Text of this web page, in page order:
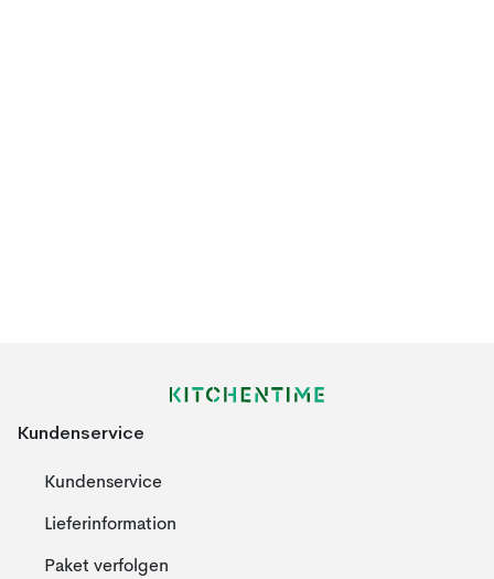
Kundenservice
Kundenservice
Lieferinformation
Paket verfolgen